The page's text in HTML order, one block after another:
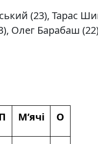
(23), Тарас
Олег Барабаш
М’ячі О